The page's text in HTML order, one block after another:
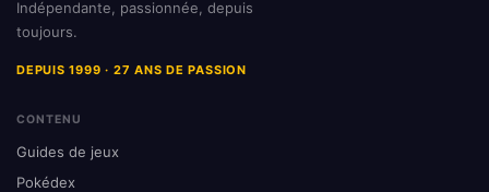
Indépendante, passionnée, depuis
toujours.
DEPUIS 1999 · 27 ANS DE PASSION
CONTENU
Guides de jeux
Pokédex